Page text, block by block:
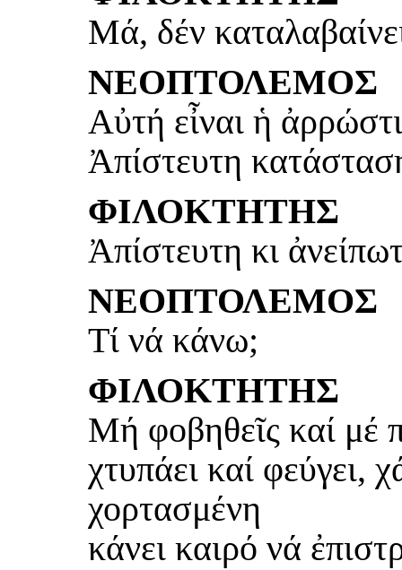
Μά, δέν
ΝΕΟΠΤΟΛΕΜΟΣ
Αὐτή εἶναι ἡ
Ἀπίστευτη
ΦΙΛΟΚΤΗΤΗΣ
Ἀπίστευτη κι
ΝΕΟΠΤΟΛΕΜΟΣ
Τί νά κάνω;
ΦΙΛΟΚΤΗΤΗΣ
Μή φοβηθεῖς καί μέ
χτυπάει καί φεύγει,
χορτασμένη
κάνει καιρό νά